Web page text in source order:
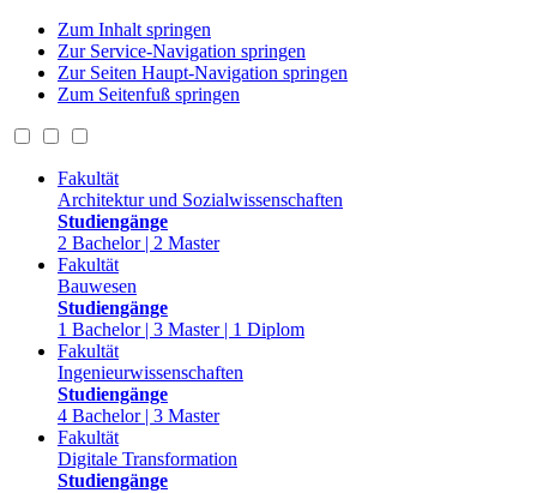
Zum Inhalt springen
Zur Service-Navigation springen
Zur Seiten Haupt-Navigation springen
Zum Seitenfuß springen
Fakultät
Architektur und Sozialwissenschaften
Studiengänge
2 Bachelor | 2 Master
Fakultät
Bauwesen
Studiengänge
1 Bachelor | 3 Master | 1 Diplom
Fakultät
Ingenieurwissenschaften
Studiengänge
4 Bachelor | 3 Master
Fakultät
Digitale Transformation
Studiengänge